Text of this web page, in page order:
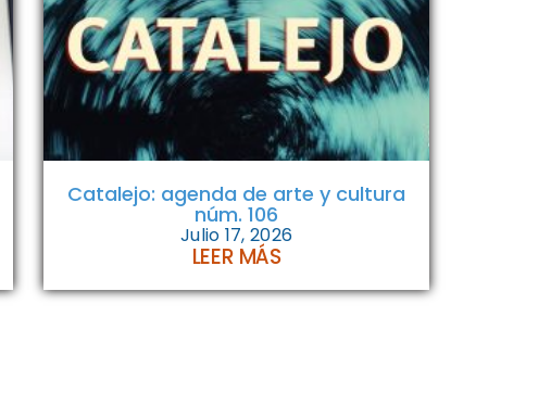
Catalejo: agenda de arte y cultura
núm. 106
Julio 17, 2026
LEER MÁS